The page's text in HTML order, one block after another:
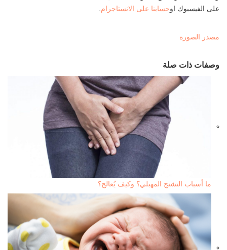
على الفيسبوك اوحسابنا على الانستاجرام
مصدر الصورة
وصفات ذات صلة
ما أسباب التشنج المهبلي؟ وكيف يُعالج؟